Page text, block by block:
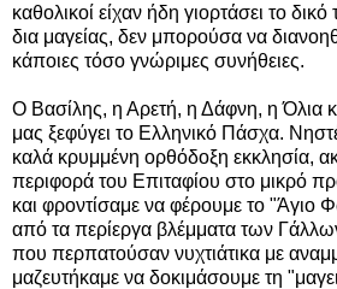
καθολικοί είχαν ήδη γιορτάσει το
δια μαγείας, δεν μπορούσα να
κάποιες τόσο γνώριμες συνήθειες.
Ο Βασίλης, η Αρετή, η Δάφνη, η Όλια
μας ξεφύγει το Ελληνικό Πάσχα.
καλά κρυμμένη ορθόδοξη εκκλησία,
περιφορά του Επιταφίου στο μικρό
και φροντίσαμε να φέρουμε το "Άγιο
από τα περίεργα βλέμματα των
που περπατούσαν νυχτιάτικα με
μαζευτήκαμε να δοκιμάσουμε τη